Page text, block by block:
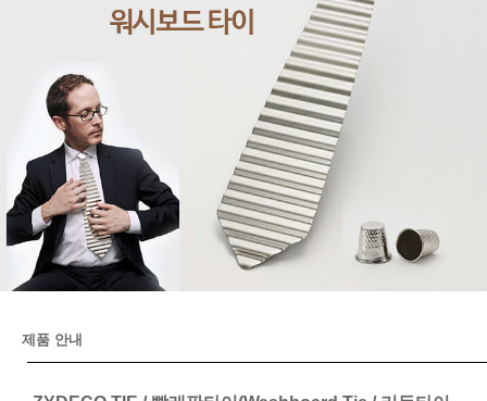
제품 안내